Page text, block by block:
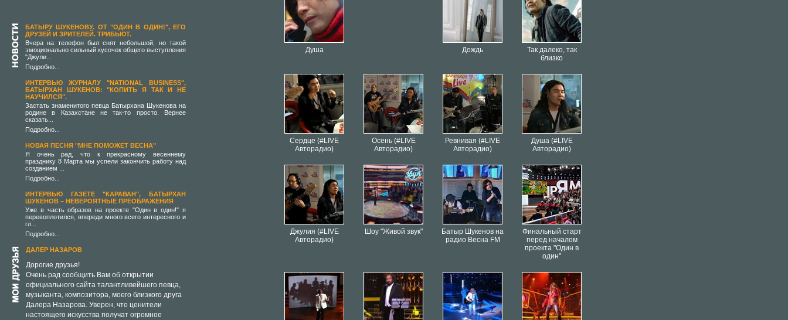
БАТЫРУ ШУКЕНОВУ. ОТ "ОДИН В ОДИН!", ЕГО
ДРУЗЕЙ И ЗРИТЕЛЕЙ. ТРИБЬЮТ.
Вчера на телефон был снят небольшой, но такой
эмоционально сильный кусочек общего выступления
"Джули...
Подробно...
ИНТЕРВЬЮ ЖУРНАЛУ "NATIONAL BUSINESS",
БАТЫРХАН ШУКЕНОВ: "КОПИТЬ Я ТАК И НЕ
НАУЧИЛСЯ".
Застать знаменитого певца Батырхана Шукенова на
родине в Казахстане не так-то просто. Вернее
сказать...
Подробно...
НОВАЯ ПЕСНЯ "МНЕ ПОМОЖЕТ ВЕСНА"
Я очень рад, что к прекрасному весеннему
празднику 8 Марта мы успели закончить работу над
созданием ...
Подробно...
ИНТЕРВЬЮ ГАЗЕТЕ "КАРАВАН", БАТЫРХАН
ШУКЕНОВ – НЕВЕРОЯТНЫЕ ПРЕОБРАЖЕНИЯ
Уже в часть образов на проекте "Один в один!" я
перевоплотился, впереди много всего интересного и
гл...
Подробно...
ДАЛЕР НАЗАРОВ
Дорогие друзья!
Очень рад сообщить Вам об открытии
официального сайта талантливейшего певца,
музыканта, композитора, моего близкого друга
Далера Назарова. Уверен, что ценители
настоящего искусства получат огромное
Душа Дождь
Так далеко, так
близко
Сердце (#LIVE
Авторадио)
Осень (#LIVE
Авторадио)
Ревнивая (#LIVE
Авторадио)
Душа (#LIVE
Авторадио)
Джулия (#LIVE
Авторадио)
Шоу "Живой звук"
Батыр Шукенов на
радио Весна FM
Финальный старт
перед началом
проекта "Один в
один"